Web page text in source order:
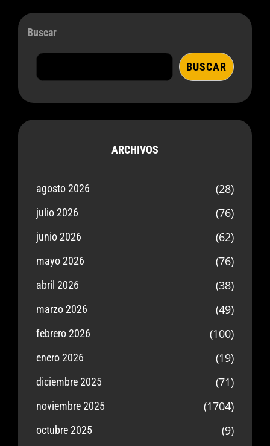
Buscar
BUSCAR
ARCHIVOS
agosto 2026 (28)
julio 2026 (76)
junio 2026 (62)
mayo 2026 (76)
abril 2026 (38)
marzo 2026 (49)
febrero 2026 (100)
enero 2026 (19)
diciembre 2025 (71)
noviembre 2025 (1704)
octubre 2025 (9)